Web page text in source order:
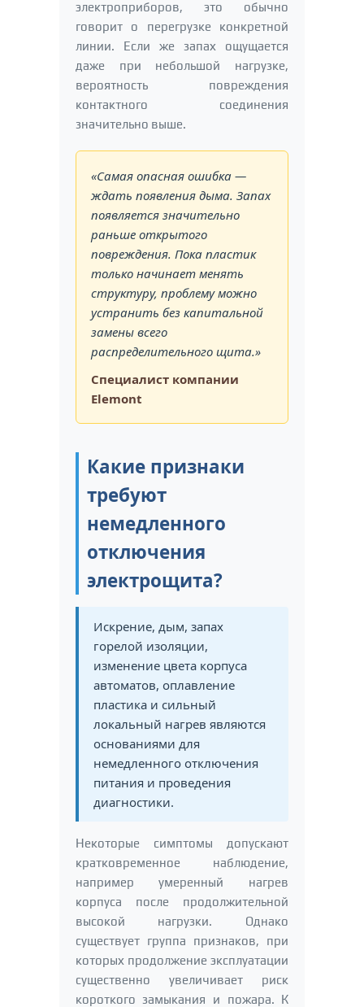
электроприборов, это обычно
говорит о перегрузке конкретной
линии. Если же запах ощущается
даже при небольшой нагрузке,
вероятность повреждения
контактного соединения
значительно выше.
«Самая опасная ошибка —
ждать появления дыма. Запах
появляется значительно
раньше открытого
повреждения. Пока пластик
только начинает менять
структуру, проблему можно
устранить без капитальной
замены всего
распределительного щита.»
Специалист компании
Elemont
Какие признаки
требуют
немедленного
отключения
электрощита?
Искрение, дым, запах
горелой изоляции,
изменение цвета корпуса
автоматов, оплавление
пластика и сильный
локальный нагрев являются
основаниями для
немедленного отключения
питания и проведения
диагностики.
Некоторые симптомы допускают
кратковременное наблюдение,
например умеренный нагрев
корпуса после продолжительной
высокой нагрузки. Однако
существует группа признаков, при
которых продолжение эксплуатации
существенно увеличивает риск
короткого замыкания и пожара. К